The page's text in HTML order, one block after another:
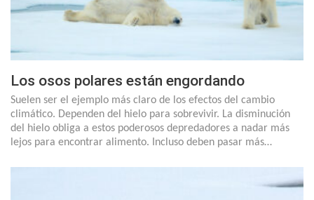
Los osos polares están engordando
Suelen ser el ejemplo más claro de los efectos del cambio
climático. Dependen del hielo para sobrevivir. La disminución
del hielo obliga a estos poderosos depredadores a nadar más
lejos para encontrar alimento. Incluso deben pasar más…